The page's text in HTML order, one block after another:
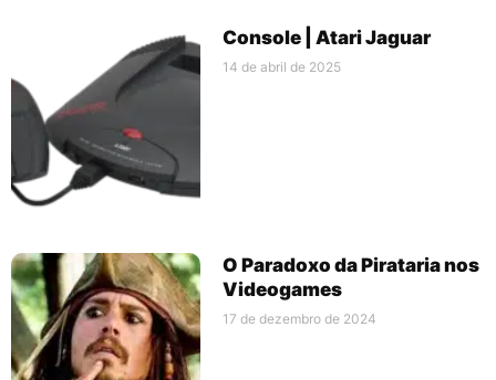
Console | Atari Jaguar
14 de abril de 2025
O Paradoxo da Pirataria nos
Videogames
17 de dezembro de 2024